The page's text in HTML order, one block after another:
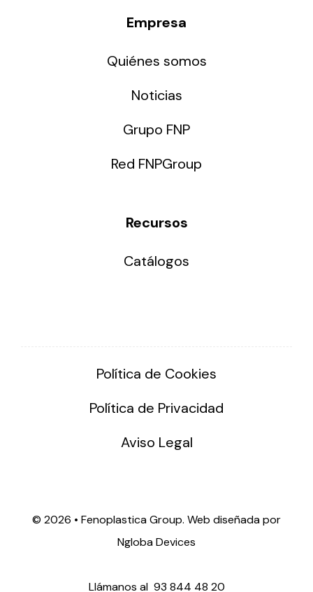
Empresa
Quiénes somos
Noticias
Grupo FNP
Red FNPGroup
Recursos
Catálogos
Política de Cookies
Política de Privacidad
Aviso Legal
© 2026 • Fenoplastica Group. Web diseñada por
Ngloba Devices
Llámanos al 93 844 48 20